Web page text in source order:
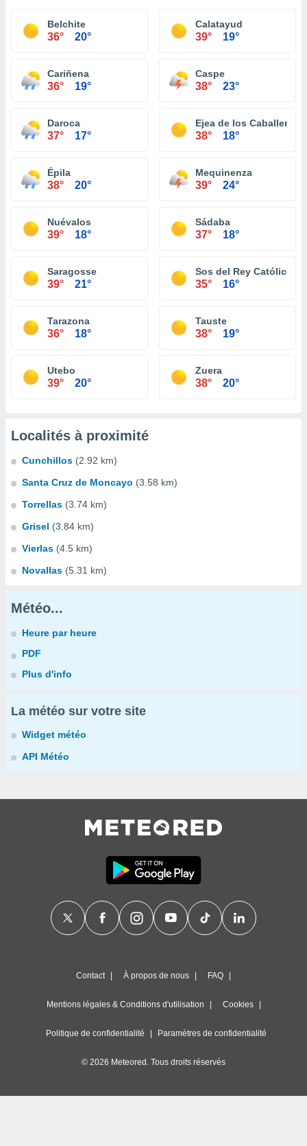
Belchite
36° 20°
Calatayud
39° 19°
Cariñena
36° 19°
Caspe
38° 23°
Daroca
37° 17°
Ejea de los Caballeros
38° 18°
Épila
38° 20°
Mequinenza
39° 24°
Nuévalos
39° 18°
Sádaba
37° 18°
Saragosse
39° 21°
Sos del Rey Católico
35° 16°
Tarazona
36° 18°
Tauste
38° 19°
Utebo
39° 20°
Zuera
38° 20°
Localités à proximité
Cunchillos (2.92 km)
Santa Cruz de Moncayo (3.58 km)
Torrellas (3.74 km)
Grisel (3.84 km)
Vierlas (4.5 km)
Novallas (5.31 km)
Météo...
Heure par heure
PDF
Plus d'info
La météo sur votre site
Widget météo
API Météo
Contact À propos de nous FAQ
Mentions légales & Conditions d'utilisation Cookies
Politique de confidentialité Paramètres de confidentialité
© 2026 Meteored. Tous droits réservés